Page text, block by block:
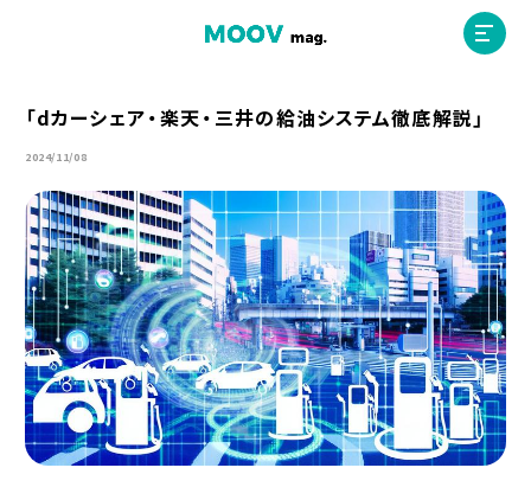
運営会社
MOOVマガジン利用規約
お問合せ
「dカーシェア・楽天・三井の給油システム徹底解説」
2024/11/08